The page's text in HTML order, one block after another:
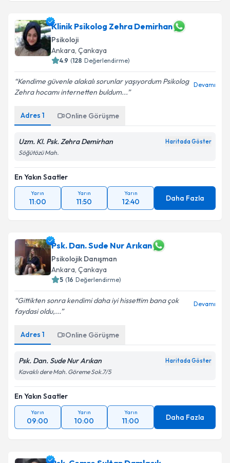
Klinik Psikolog Zehra Demirhan
Psikoloji
Ankara, Çankaya
4.9 (128 Değerlendirme)
Kendime güvenle alakalı sorunlar yaşıyordum Psikolog
Zehra hocamı internetten buldum...
Devamı
Adres 1 Online Görüşme
Uzm. Kl. Psk. Zehra Demirhan Haritada Göster
Söğütözü Mah.
En Yakın Saatler
Yarın
11:00
Yarın
11:50
Yarın
12:40 Daha Fazla
Psk. Dan. Sude Nur Arıkan
Psikolojik Danışman
Ankara, Çankaya
5 (16 Değerlendirme)
Gittikten sonra kendimi daha iyi hissettim bana çok
faydasi oldu,...
Devamı
Adres 1 Online Görüşme
Psk. Dan. Sude Nur Arıkan Haritada Göster
Kavaklı dere Mah. Göreme Sok.7/5
En Yakın Saatler
Yarın
09:00
Yarın
10:00
Yarın
11:00 Daha Fazla